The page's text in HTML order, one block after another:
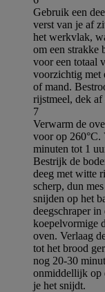
Gebruik een
verst van je af
het werkvlak,
om een strakke
voor een totaal
voorzichtig met
of mand.
rijstmeel, dek af
7
Verwarm de
voor op 260°C.
minuten tot 1
Bestrijk de
deeg met witte
scherp, dun
snijden op het
deegschraper
koepelvormige
oven. Verlaag
tot het brood
nog 20-30
onmiddellijk op
je het snijdt.